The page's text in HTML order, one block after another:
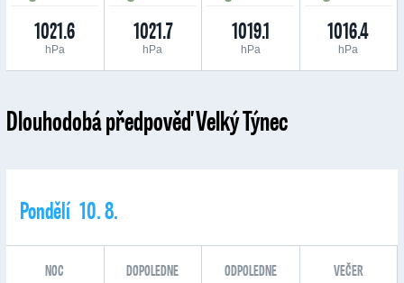
1021.6
hPa
1021.7
hPa
1019.1
hPa
1016.4
hPa
Dlouhodobá předpověď Velký Týnec
Pondělí 10. 8.
NOC DOPOLEDNE ODPOLEDNE VEČER